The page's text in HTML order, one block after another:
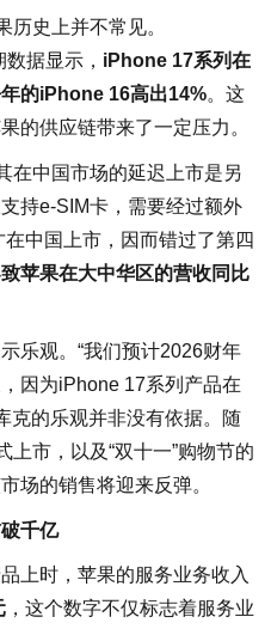
历史上并不常见。
据显示， iPhone 17系列在
的iPhone 16高出14%。这
的供应链带来了一定压力。
在中国市场的延迟上市是另
持e-SIM卡，需要经过额外
中国上市，因而错过了第四
苹果在大中华区的营收同比
乐观。“我们预计2026财年
因为iPhone 17系列产品在
克的乐观并非没有依据。随
市，以及“双十一”购物节的
场的销售将迎来反弹。
千亿
上时，苹果的服务业务收入
，这个数字不仅标志着服务业